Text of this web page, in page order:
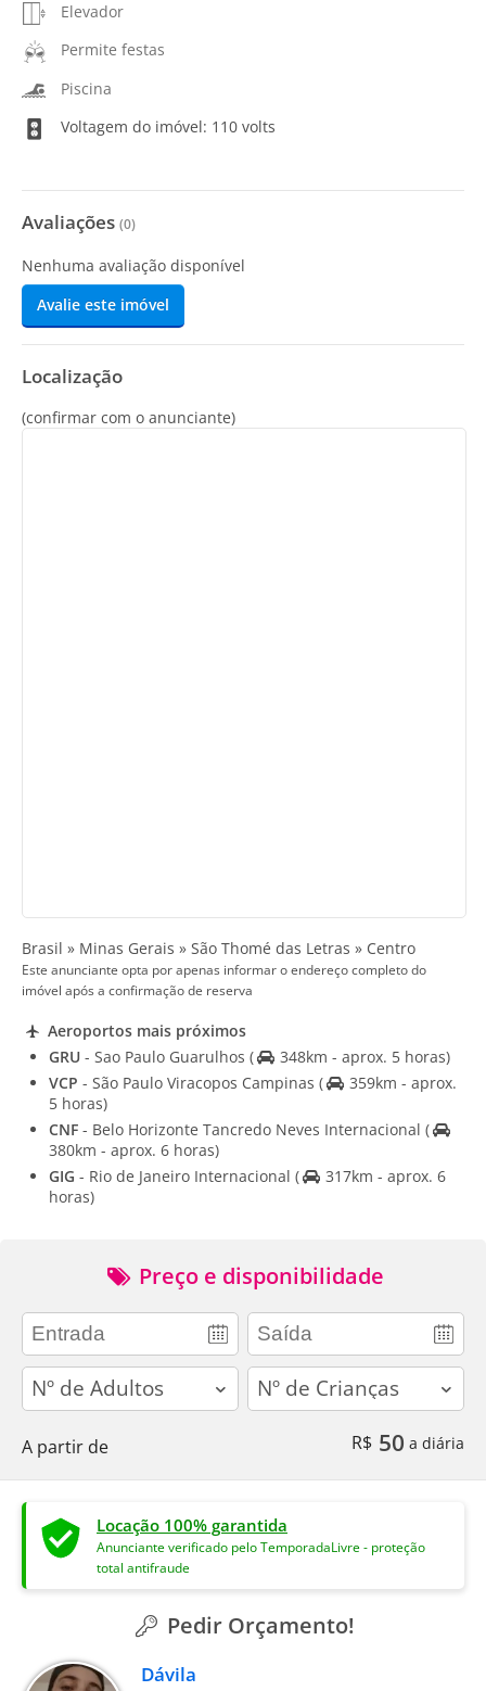
Elevador
Permite festas
Piscina
Voltagem do imóvel: 110 volts
Avaliações (0)
Nenhuma avaliação disponível
Avalie este imóvel
Localização
(confirmar com o anunciante)
Brasil » Minas Gerais » São Thomé das Letras » Centro
Este anunciante opta por apenas informar o endereço completo do
imóvel após a confirmação de reserva
Aeroportos mais próximos
GRU - Sao Paulo Guarulhos (
348km - aprox. 5 horas)
VCP - São Paulo Viracopos Campinas (
359km - aprox.
5 horas)
CNF - Belo Horizonte Tancredo Neves Internacional (
380km - aprox. 6 horas)
GIG - Rio de Janeiro Internacional (
317km - aprox. 6
horas)
Preço e disponibilidade
adults children
A partir de R$ 50 a diária
Locação 100% garantida
Anunciante verificado pelo TemporadaLivre - proteção
total antifraude
Pedir Orçamento!
Dávila